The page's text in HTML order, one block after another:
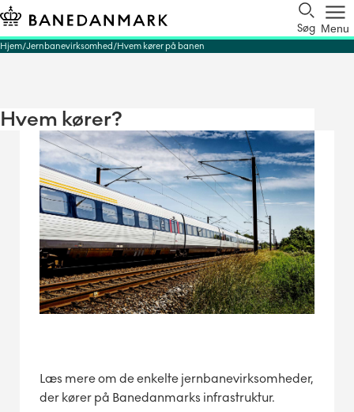
Søg Menu
Hjem Jernbanevirksomhed Hvem kører på banen
Hvem kører?
Læs mere om de enkelte jernbanevirksomheder,
der kører på Banedanmarks infrastruktur.